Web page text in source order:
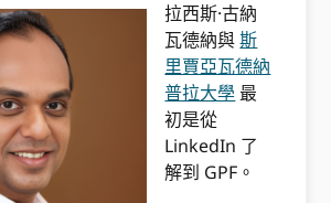
拉西斯·古納
瓦德納與斯
里賈亞瓦德納
普拉大學 最
初是從
LinkedIn 了
解到 GPF。